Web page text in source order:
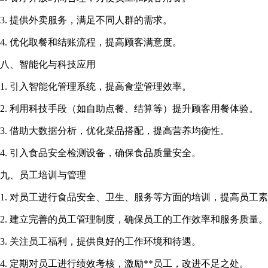
3. 提供外卖服务，满足不同人群的需求。
4. 优化取餐和结账流程，提高顾客满意度。
八、智能化与科技应用
1. 引入智能化管理系统，提高食堂管理效率。
2. 利用科技手段（如自助点餐、结算等）提升顾客用餐体验。
3. 借助大数据分析，优化菜品搭配，提高营养均衡性。
4. 引入食品安全检测设备，确保食品质量安全。
九、员工培训与管理
1. 对员工进行食品安全、卫生、服务等方面的培训，提高员工
2. 建立完善的员工管理制度，确保员工的工作效率和服务质量。
3. 关注员工福利，提供良好的工作环境和待遇。
4. 定期对员工进行绩效考核，激励**员工，改进不足之处。